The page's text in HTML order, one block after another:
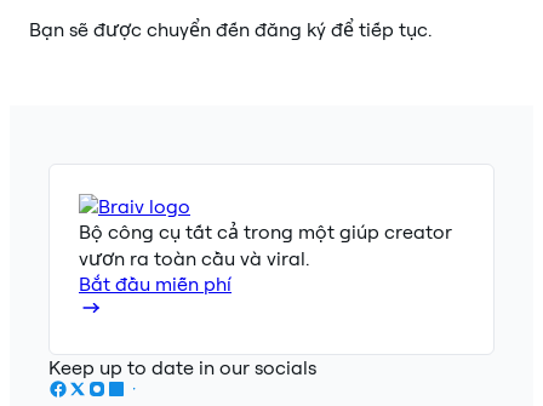
Bạn sẽ được chuyển đến đăng ký để tiếp tục.
Bộ công cụ tất cả trong một giúp creator
vươn ra toàn cầu và viral.
Bắt đầu miễn phí
Keep up to date in our socials